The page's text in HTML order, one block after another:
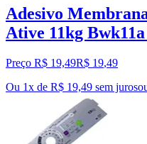
Adesivo
Ative 11kg
Preço R$ 19,49R$ 19,49
Ou 1x de R$ 19,49 sem juros